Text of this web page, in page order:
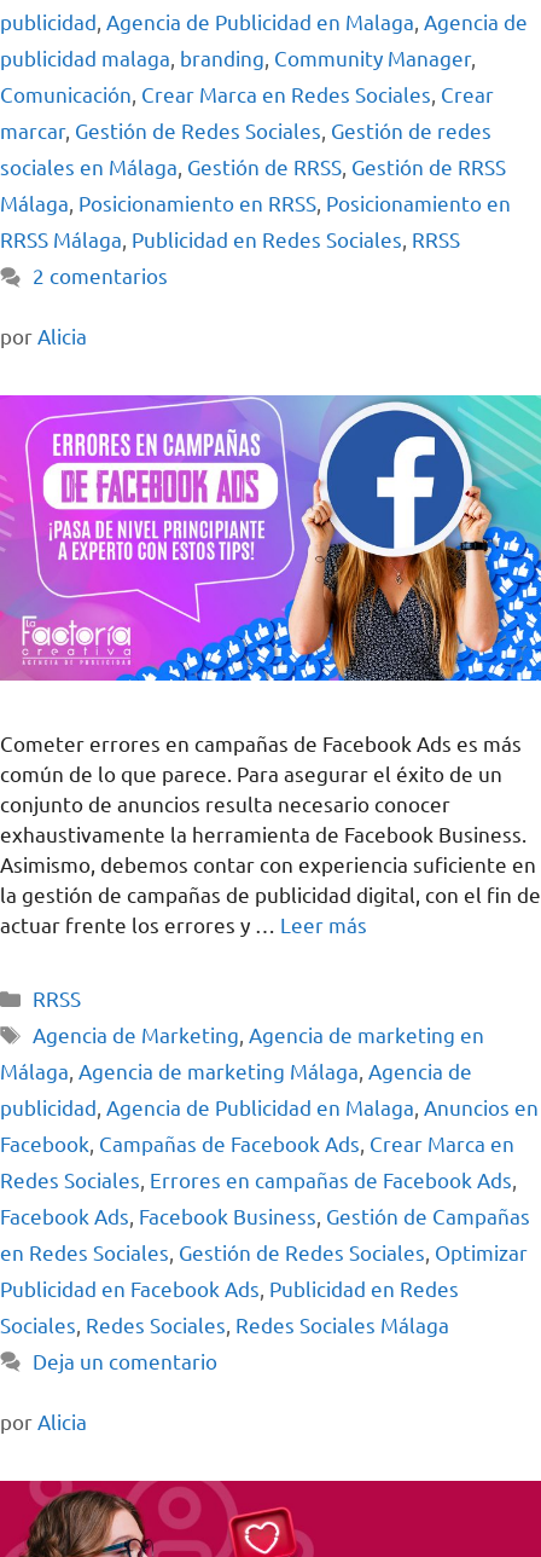
publicidad, Agencia de Publicidad en Malaga, Agencia de
publicidad malaga, branding, Community Manager,
Comunicación, Crear Marca en Redes Sociales, Crear
marcar, Gestión de Redes Sociales, Gestión de redes
sociales en Málaga, Gestión de RRSS, Gestión de RRSS
Málaga, Posicionamiento en RRSS, Posicionamiento en
RRSS Málaga, Publicidad en Redes Sociales, RRSS
2 comentarios
porAlicia
Cometer errores en campañas de Facebook Ads es más
común de lo que parece. Para asegurar el éxito de un
conjunto de anuncios resulta necesario conocer
exhaustivamente la herramienta de Facebook Business.
Asimismo, debemos contar con experiencia suficiente en
la gestión de campañas de publicidad digital, con el fin de
actuar frente los errores y … Leer más
RRSS
Agencia de Marketing Agencia de marketing en
Málaga Agencia de marketing Málaga Agencia de
publicidad Agencia de Publicidad en Malaga Anuncios en
Facebook Campañas de Facebook Ads Crear Marca en
Redes Sociales Errores en campañas de Facebook Ads
Facebook Ads Facebook Business Gestión de Campañas
en Redes Sociales Gestión de Redes Sociales Optimizar
Publicidad en Facebook Ads Publicidad en Redes
Sociales Redes Sociales Redes Sociales Málaga
Deja un comentario
por Alicia